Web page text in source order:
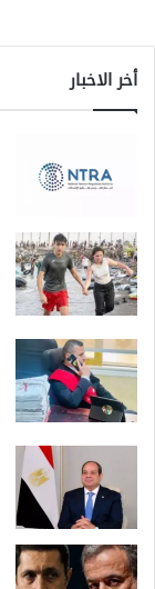
أخر الاخبار